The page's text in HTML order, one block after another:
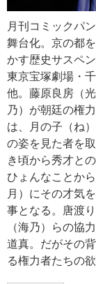
月刊コミックパ
舞台化。京の都
かす歴史サスペ
東京宝塚劇場・
他。藤原良房（
乃）が朝廷の権
は、月の子（ね
の姿を見た者を
き頃から秀才と
ひょんなことか
月）にその才気
事となる。唐渡
（海乃）らの協
道真。だがその
る権力者たちの